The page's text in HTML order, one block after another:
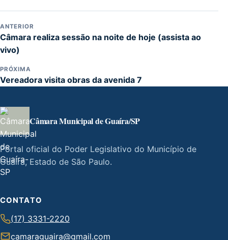
ANTERIOR
Câmara realiza sessão na noite de hoje (assista ao
vivo)
PRÓXIMA
Vereadora visita obras da avenida 7
Câmara Municipal de Guaíra/SP
Portal oficial do Poder Legislativo do Município de
Guaíra, Estado de São Paulo.
CONTATO
(17) 3331-2220
camaraguaira@gmail.com